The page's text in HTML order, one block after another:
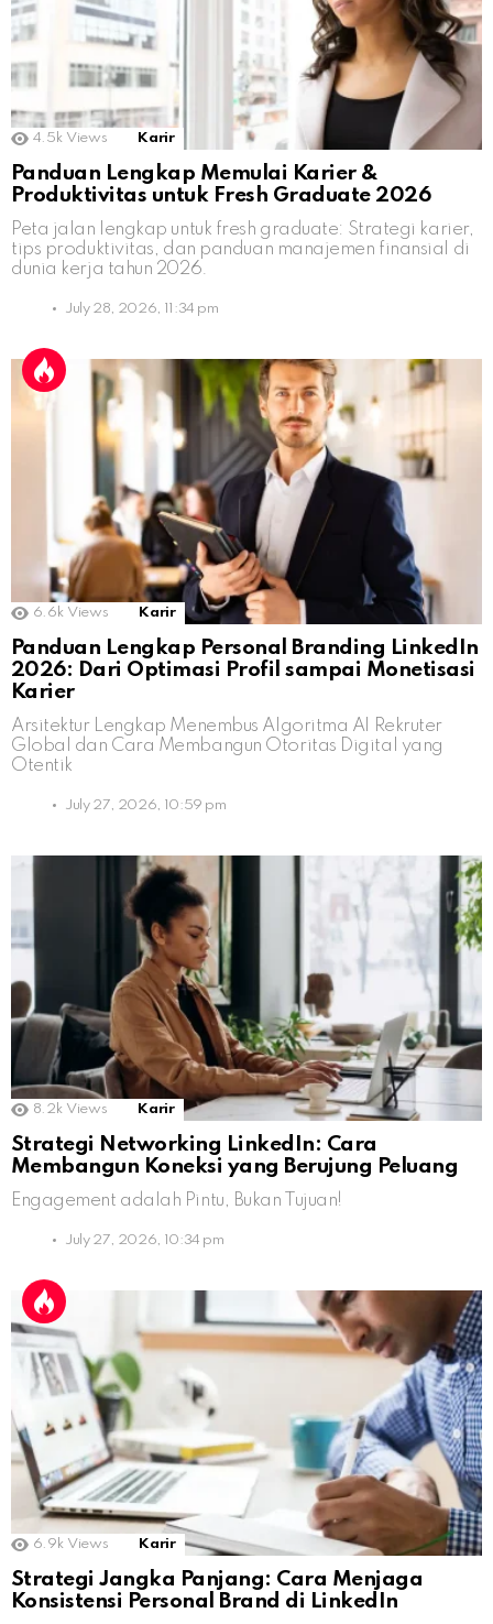
4.5k Views Karir
Panduan Lengkap Memulai Karier &
Produktivitas untuk Fresh Graduate 2026
Peta jalan lengkap untuk fresh graduate: Strategi karier,
tips produktivitas, dan panduan manajemen finansial di
dunia kerja tahun 2026.
July 28, 2026, 11:34 pm
6.6k Views Karir
Panduan Lengkap Personal Branding LinkedIn
2026: Dari Optimasi Profil sampai Monetisasi
Karier
Arsitektur Lengkap Menembus Algoritma AI Rekruter
Global dan Cara Membangun Otoritas Digital yang
Otentik
July 27, 2026, 10:59 pm
8.2k Views Karir
Strategi Networking LinkedIn: Cara
Membangun Koneksi yang Berujung Peluang
Engagement adalah Pintu, Bukan Tujuan!
July 27, 2026, 10:34 pm
6.9k Views Karir
Strategi Jangka Panjang: Cara Menjaga
Konsistensi Personal Brand di LinkedIn